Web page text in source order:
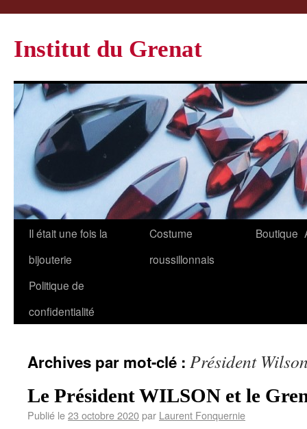
Institut du Grenat
Il était une fois la
bijouterie
Costume
roussillonnais
Boutique
Politique de
confidentialité
Archives par mot-clé : Président
Le Président WILSON et le
Publié le23 octobre 2020par Laurent Fonquernie